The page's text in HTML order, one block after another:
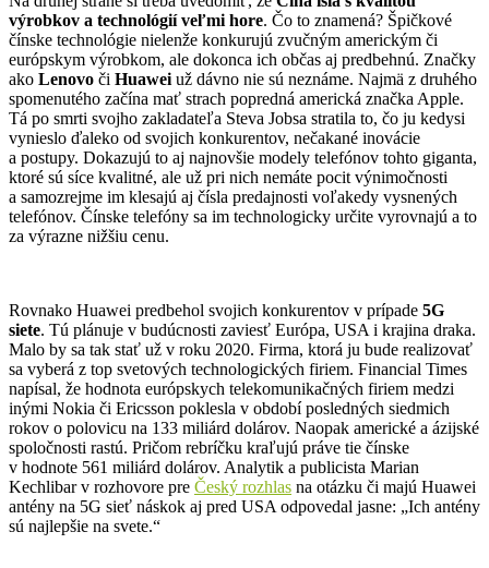
výrobkov a technológií veľmi hore. Čo to znamená? Špičkové
čínske technológie nielenže konkurujú zvučným americkým či
európskym výrobkom, ale dokonca ich občas aj predbehnú. Značky
ako Lenovo či Huawei už dávno nie sú neznáme. Najmä z druhého
spomenutého začína mať strach popredná americká značka Apple.
Tá po smrti svojho zakladateľa Steva Jobsa stratila to, čo ju kedysi
vynieslo ďaleko od svojich konkurentov, nečakané inovácie
a postupy. Dokazujú to aj najnovšie modely telefónov tohto giganta,
ktoré sú síce kvalitné, ale už pri nich nemáte pocit výnimočnosti
a samozrejme im klesajú aj čísla predajnosti voľakedy vysnených
telefónov. Čínske telefóny sa im technologicky určite vyrovnajú a to
za výrazne nižšiu cenu.
Rovnako Huawei predbehol svojich konkurentov v prípade 5G
siete. Tú plánuje v budúcnosti zaviesť Európa, USA i krajina draka.
Malo by sa tak stať už v roku 2020. Firma, ktorá ju bude realizovať
sa vyberá z top svetových technologických firiem. Financial Times
napísal, že hodnota európskych telekomunikačných firiem medzi
inými Nokia či Ericsson poklesla v období posledných siedmich
rokov o polovicu na 133 miliárd dolárov. Naopak americké a ázijské
spoločnosti rastú. Pričom rebríčku kraľujú práve tie čínske
v hodnote 561 miliárd dolárov. Analytik a publicista Marian
Kechlibar v rozhovore pre Český rozhlas na otázku či majú Huawei
antény na 5G sieť náskok aj pred USA odpovedal jasne: „Ich antény
sú najlepšie na svete.“